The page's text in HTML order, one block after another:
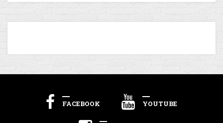
FACEBOOK YOUTUBE